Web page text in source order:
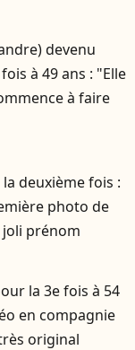
devenu
à 49 ans : "Elle
à faire
deuxième fois :
photo de
joli prénom
la 3e fois à 54
en compagnie
original